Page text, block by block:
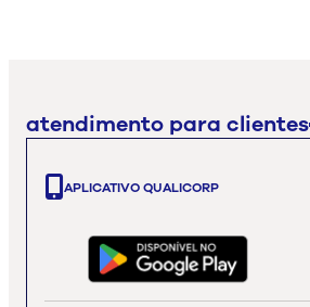
atendimento para clientes
APLICATIVO QUALICORP